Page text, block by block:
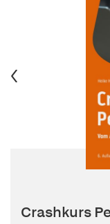
Crashkurs